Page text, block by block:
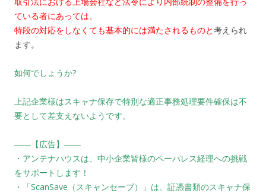
ている者にあっては、
特段の対応をしなくても基本的には満たされるものと考えられ
ます。
如何でしょうか?
上記企業様はスキャナ保存で特別な適正事務処理要件確保は不
要として差支えないようです。
――【広告】――
・アンテナハウスは、中小企業皆様のペーパレス経理への挑戦
をサポートします！
・「ScanSave（スキャンセーブ）」は、証憑書類のスキャナ保